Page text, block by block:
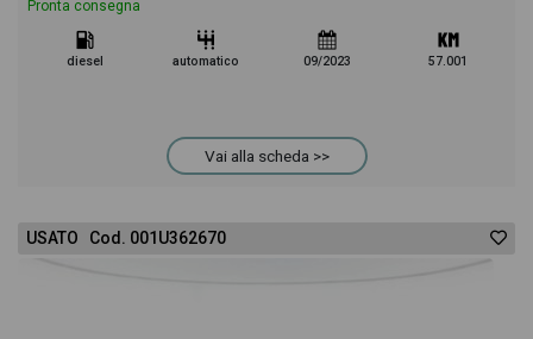
Pronta consegna
diesel automatico 09/2023 57.001
Vai alla scheda >>
USATO Cod. 001U362670